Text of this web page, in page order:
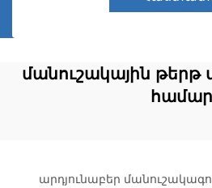
մանուշակային թերթ
համար
արդյունաբեր